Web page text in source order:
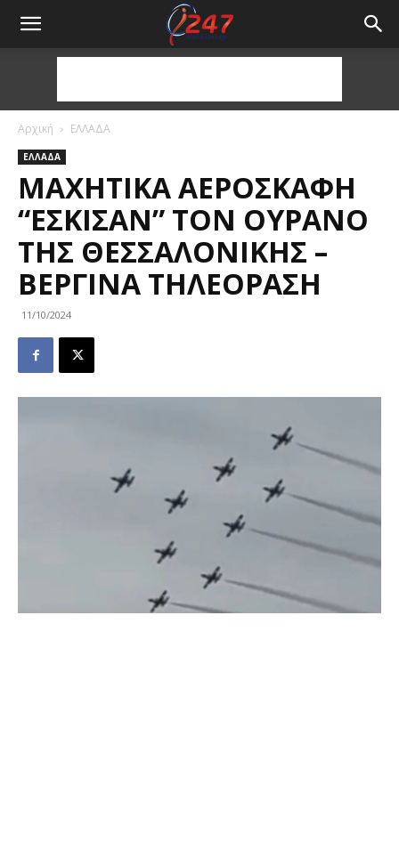
Αρχική ΕΛΛΑΔΑ
ΕΛΛΑΔΑ
ΜΑΧΗΤΙΚΆ ΑΕΡΟΣΚΆΦΗ
“ΈΣΚΙΣΑΝ” ΤΟΝ ΟΥΡΑΝΌ
ΤΗΣ ΘΕΣΣΑΛΟΝΊΚΗΣ –
ΒΕΡΓΊΝΑ ΤΗΛΕΌΡΑΣΗ
11/10/2024